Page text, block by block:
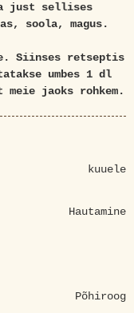
just sellises
soola, magus.
Siinses retseptis
umbes 1 dl
jaoks rohkem.
kuuele
Hautamine
Põhiroog